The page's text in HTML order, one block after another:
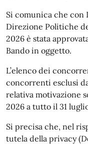
Si comunica che
Direzione Politiche
2026 è stata
Bando in oggetto.
L’elenco dei
concorrenti esclusi
relativa motivazione
2026 a tutto il 31
Si precisa che, nel
tutela della privacy